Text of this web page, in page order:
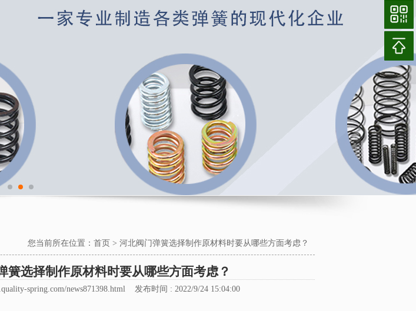
您当前所在位置： 首页 > 河北阀门弹簧选择制作原材料时要从哪些方面考虑？
簧选择制作原材料时要从哪些方面考虑？
spring.com/news871398.html 发布时间 : 2022/9/24 15:04:00